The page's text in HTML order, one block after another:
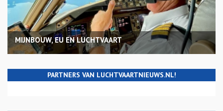
MIJNBOUW, EU EN LUCHTVAART
PARTNERS VAN LUCHTVAARTNIEUWS.NL!